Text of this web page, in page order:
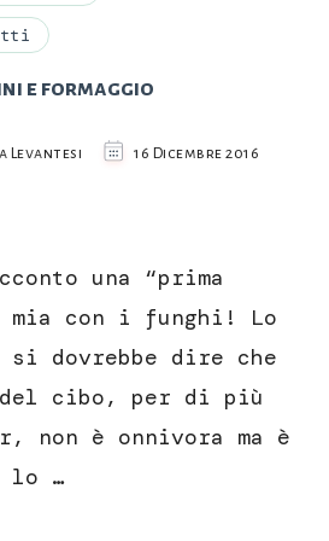
e formaggio
Levantesi 16 Dicembre 2016
formaggio
una “prima
mia con i funghi! Lo
si dovrebbe dire che
del cibo, per di più
non è onnivora ma è
lo …